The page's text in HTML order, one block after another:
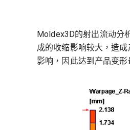
Moldex3D的射出流动分
成的收缩影响较大，造
影响，因此达到产品变